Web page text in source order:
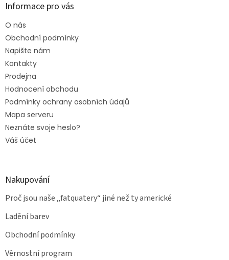
Informace pro vás
O nás
Obchodní podmínky
Napište nám
Kontakty
Prodejna
Hodnocení obchodu
Podmínky ochrany osobních údajů
Mapa serveru
Neznáte svoje heslo?
Váš účet
Nakupování
Proč jsou naše „fatquatery“ jiné než ty americké
Ladění barev
Obchodní podmínky
Věrnostní program